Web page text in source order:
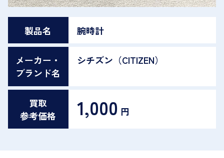
製品名 腕時計
メーカー・
ブランド名
シチズン（CITIZEN）
買取
参考価格
1,000 円